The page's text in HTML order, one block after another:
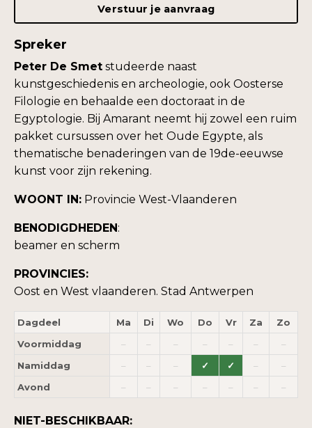
Verstuur je aanvraag
Spreker
Peter De Smet studeerde naast
kunstgeschiedenis en archeologie, ook Oosterse
Filologie en behaalde een doctoraat in de
Egyptologie. Bij Amarant neemt hij zowel een ruim
pakket cursussen over het Oude Egypte, als
thematische benaderingen van de 19de-eeuwse
kunst voor zijn rekening.
WOONT IN: Provincie West-Vlaanderen
BENODIGDHEDEN:
beamer en scherm
PROVINCIES:
Oost en West vlaanderen. Stad Antwerpen
Dagdeel Ma Di Wo Do Vr Za
Zo
Voormiddag
– – – – – –
–
Namiddag
– – – ✓ ✓ –
–
Avond
– – – – – – –
NIET-BESCHIKBAAR: